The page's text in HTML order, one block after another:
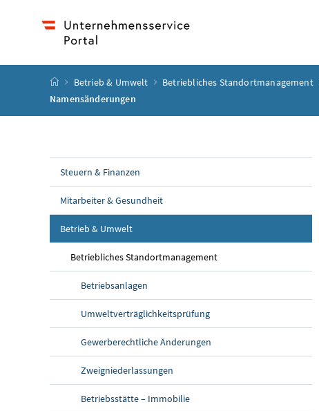
Startseite
Betrieb & Umwelt Betriebliches Standortmanagement
Namensänderungen
Steuern & Finanzen
Mitarbeiter & Gesundheit
Betrieb & Umwelt
Betriebliches Standortmanagement
Betriebsanlagen
Umweltverträglichkeitsprüfung
Gewerberechtliche Änderungen
Zweigniederlassungen
Betriebsstätte – Immobilie